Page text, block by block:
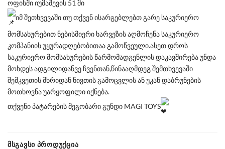
ოფისში იუმაშევის 51 ში
იმ შეთხვევაში თუ თქვენ ისარგებლებთ გარე საკურიერო
მომსახურებით ნებისმიერი ხარვეზის აღმოჩენა საკურიერო
კომპანიის უყურადღებობითაა გამოწვეული.ასეთ დროს
საკურიერო მომსახურების წარმომადგენლის დაკავშირება უნდა
მოხდეს ადგილიდანვე ჩვენთან,წინააღმდეგ შემთხვევაში
შემკვეთის მხრიდან ნივთის გამოცვლის ან უკან დაბრუნების
მოთხოვნა უარყოფილი იქნება.
თქვენი პატარების მეგობარი გუნდი MAGI TOYS
ᲛᲡᲒᲐᲕᲡᲘ ᲞᲠᲝᲓᲣᲥᲪᲘᲐ